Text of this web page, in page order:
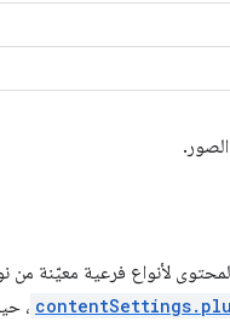
لأنواع فرعية معيّنة
،